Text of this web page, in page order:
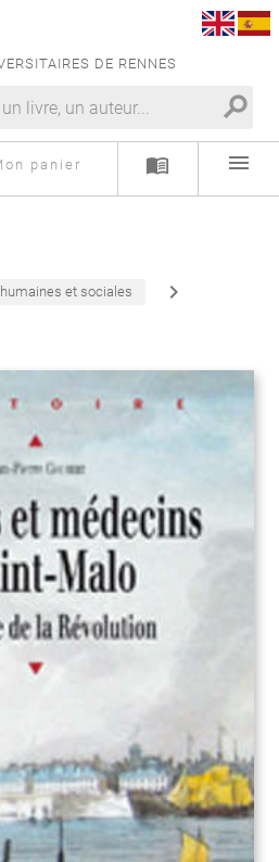
DE RENNES
search
panier menu_book menu
et sociales navigate_next